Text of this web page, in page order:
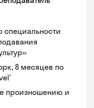
специальности
8 месяцев по
произношению и